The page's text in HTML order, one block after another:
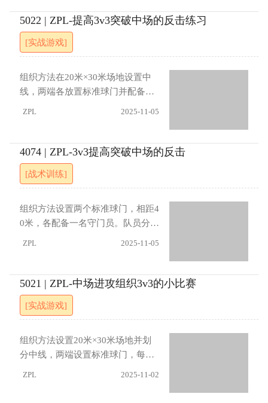
异侧边路改变
线之间进攻型前卫与防守型前卫形
成1对1；中圈放置20个足球。训练
中，队员在两侧边路轮流练习，进
攻目标为突破传中并由前锋完成射
门；每次射门结束后，由另一侧的
中前卫传球开始下一次练习；中间
守方获得球权，则向两个目标线反
注重运球突破与支援接应，利用边
路传中创造射门机会；防守方应强
调盯人与保护，保持阵型紧凑，封
堵传中路线并协同防守。进展（1）
中锋得球后必须在2次触球内射门
（2）可以将球转移至另一侧（3）
才可以突破
5022 | ZPL-提高3v3突破中场的反击练习
[实战游戏]
组织方法在20米×30米场地设置中
线，两端各放置标准球门并配备中
待。射门或失去球权后立即反击另
一个球门，失球方需在前场展开防
守。当球传过中线时，等待组进场
参与防守。原进攻组至另一球门后
方等待。指导要点进攻方需把握反
击速度，利用快速传导突破中场；
延缓反击。进展：（1）规定获得球
侧边线各安排一名中立队员，仅可
参与进攻配合
ZPL 2025-11-05
4074 | ZPL-3v3提高突破中场的反击
[战术训练]
组织方法设置两个标准球门，相距4
0米，各配备一名守门员。队员分成
等候组中选出），其他进攻队员在
球门附近等候。当进攻队员完成射
门后，守门员立即发球给另外3名进
攻队员（等候组），他们向另一个
球门发起反击。进球后，得分的一
组转入防守下一组进攻队员，轮换
援接应与快速完成射门，利用人数
ZPL 2025-11-05
5021 | ZPL-中场进攻组织3v3的小比赛
[实战游戏]
组织方法设置20米×30米场地并划
分中线，两端设置标准球门，每队
ZPL 2025-11-02